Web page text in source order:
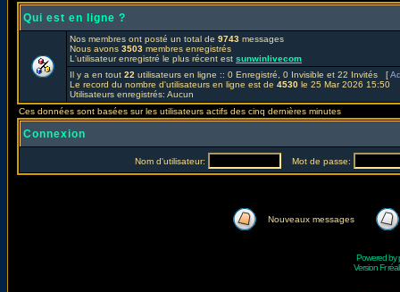
Qui est en ligne ?
Nos membres ont posté un total de 9743 messages
Nous avons 3503 membres enregistrés
L'utilisateur enregistré le plus récent est sunwinlivecom
Il y a en tout 22 utilisateurs en ligne :: 0 Enregistré, 0 Invisible et 22 Invités [
Le record du nombre d'utilisateurs en ligne est de 4530 le 25 Mar 2026 15:50
Utilisateurs enregistrés: Aucun
Ces données sont basées sur les utilisateurs actifs des cinq dernières minutes
Connexion
Nom d'utilisateur: Mot de passe:
Nouveaux messages
Powered by
Version Fr